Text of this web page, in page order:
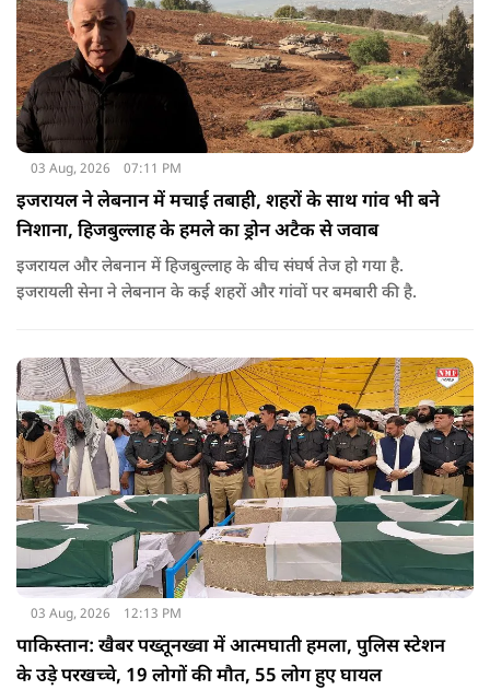
03 Aug, 2026 07:11 PM
इजरायल ने लेबनान में मचाई तबाही, शहरों के साथ गांव भी बने
निशाना, हिजबुल्लाह के हमले का ड्रोन अटैक से जवाब
इजरायल और लेबनान में हिजबुल्लाह के बीच संघर्ष तेज हो गया है.
इजरायली सेना ने लेबनान के कई शहरों और गांवों पर बमबारी की है.
03 Aug, 2026 12:13 PM
पाकिस्तान: खैबर पख्तूनख्वा में आत्मघाती हमला, पुलिस स्टेशन
के उड़े परखच्चे, 19 लोगों की मौत, 55 लोग हुए घायल